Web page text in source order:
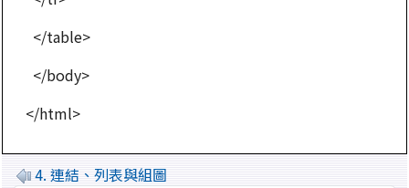
</table>
</body>
</html>
4. 連結、列表與組圖